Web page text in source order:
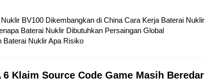
BV100 Dikembangkan di China Cara Kerja Baterai Nuklir
Baterai Nuklir Dibutuhkan Persaingan Global
Baterai Nuklir Apa Risiko
6 Klaim Source Code Game Masih Beredar